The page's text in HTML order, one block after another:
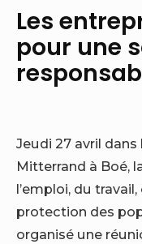
Les
pour une
Jeudi 27 avril dans
Mitterrand à Boé,
l’emploi, du
protection des
organisé une